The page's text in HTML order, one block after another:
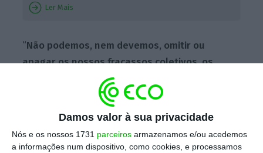
Damos valor à sua privacidade
Nós e os nossos 1731 parceiros armazenamos e/ou acedemos
a informações num dispositivo, como cookies, e processamos
Ler Mais
“Não podemos, nem devemos, omitir ou
apagar os nossos fracassos coletivos, os
nossos erros antigos ou novos
nem devemos, esquecer ou minimizar
insatisfações, cansaços, indignações,
exigências constâncias de maior seriedade e